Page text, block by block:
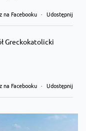
na Facebooku · Udostępnij
Greckokatolicki
na Facebooku · Udostępnij
Greckokatolicki